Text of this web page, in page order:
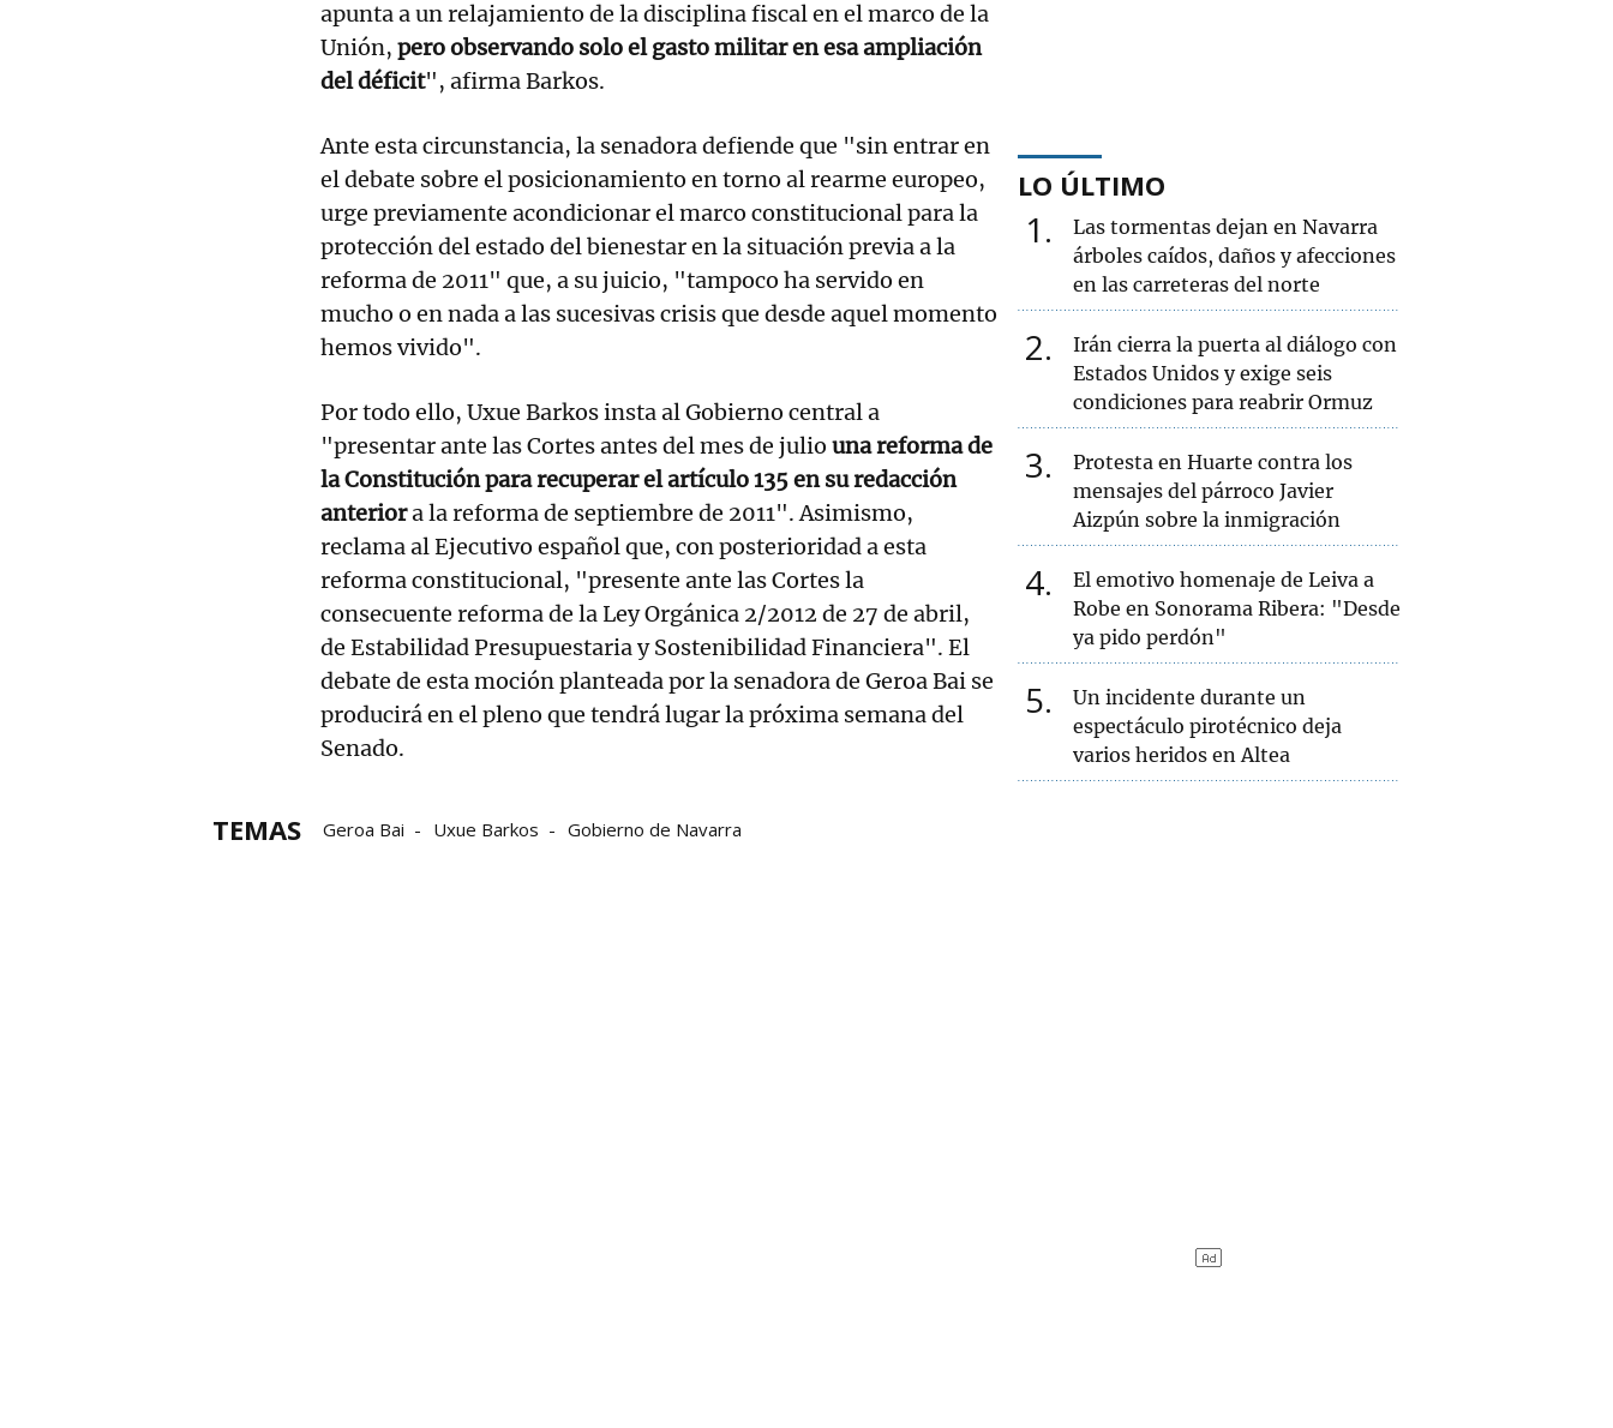
apunta a un relajamiento de la disciplina fiscal en el marco de la
Unión, pero observando solo el gasto militar en esa ampliación
del déficit", afirma Barkos.
Ante esta circunstancia, la senadora defiende que "sin entrar en
el debate sobre el posicionamiento en torno al rearme europeo,
urge previamente acondicionar el marco constitucional para la
protección del estado del bienestar en la situación previa a la
reforma de 2011" que, a su juicio, "tampoco ha servido en
mucho o en nada a las sucesivas crisis que desde aquel momento
hemos vivido".
Por todo ello, Uxue Barkos insta al Gobierno central a
"presentar ante las Cortes antes del mes de julio una reforma de
la Constitución para recuperar el artículo 135 en su redacción
anteriora la reforma de septiembre de 2011". Asimismo,
reclama al Ejecutivo español que, con posterioridad a esta
reforma constitucional, "presente ante las Cortes la
consecuente reforma de la Ley Orgánica 2/2012 de 27 de abril,
de Estabilidad Presupuestaria y Sostenibilidad Financiera". El
debate de esta moción planteada por la senadora de Geroa Bai se
producirá en el pleno que tendrá lugar la próxima semana del
Senado.
TEMAS Geroa Bai Uxue Barkos Gobierno de Navarra
LO ÚLTIMO
1
Las tormentas dejan en Navarra
árboles caídos, daños y afecciones
en las carreteras del norte
2
Irán cierra la puerta al diálogo con
Estados Unidos y exige seis
condiciones para reabrir Ormuz
3
Protesta en Huarte contra los
mensajes del párroco Javier
Aizpún sobre la inmigración
4
El emotivo homenaje de Leiva a
Robe en Sonorama Ribera: "Desde
ya pido perdón"
5
Un incidente durante un
espectáculo pirotécnico deja
varios heridos en Altea